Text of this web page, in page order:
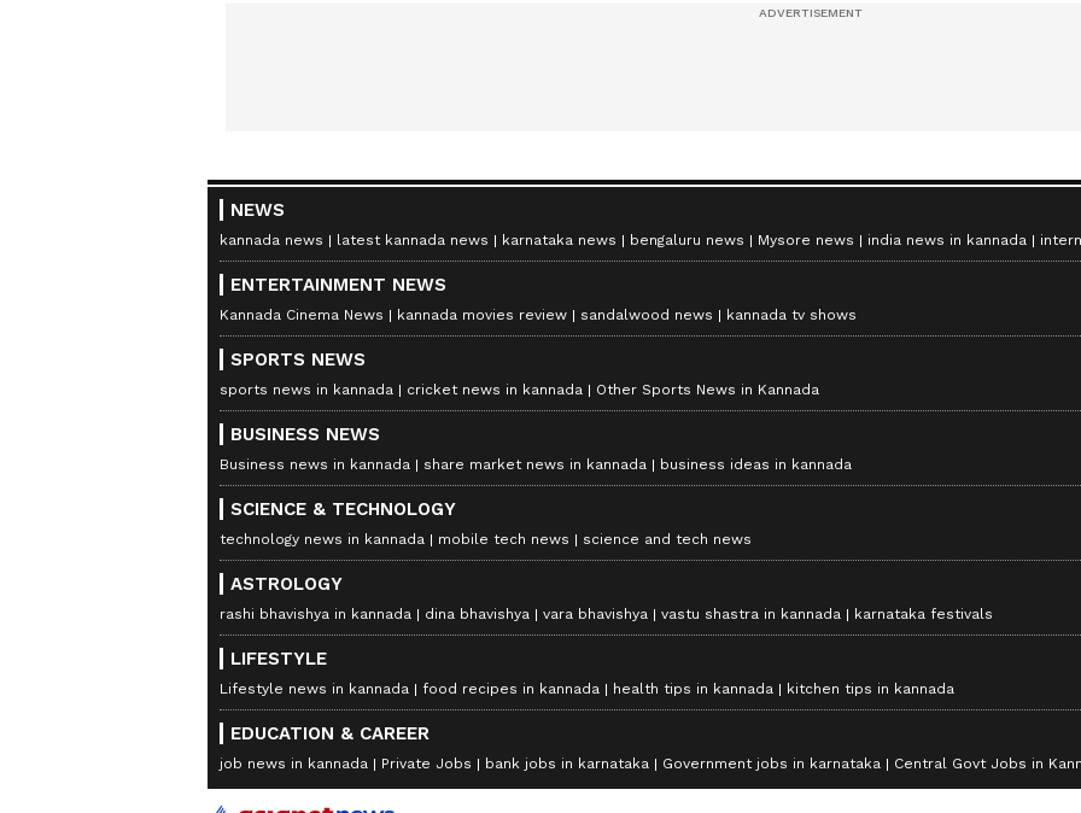
NEWS
kannada news latest kannada news karnataka news bengaluru news Mysore news india news in kannada
ENTERTAINMENT NEWS
Kannada Cinema News kannada movies review sandalwood news kannada tv shows
SPORTS NEWS
sports news in kannada cricket news in kannada Other Sports News in Kannada
BUSINESS NEWS
Business news in kannada share market news in kannada business ideas in kannada
SCIENCE & TECHNOLOGY
technology news in kannada mobile tech news science and tech news
ASTROLOGY
rashi bhavishya in kannada dina bhavishya vara bhavishya vastu shastra in kannada karnataka festivals
LIFESTYLE
Lifestyle news in kannada food recipes in kannada health tips in kannada kitchen tips in kannada
EDUCATION & CAREER
job news in kannada Private Jobs bank jobs in karnataka Government jobs in karnataka Central Govt Jobs in